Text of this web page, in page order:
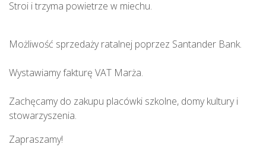
Stroi i trzyma powietrze w miechu.
Możliwość sprzedaży ratalnej poprzez Santander Bank.
Wystawiamy fakturę VAT Marża.
Zachęcamy do zakupu placówki szkolne, domy kultury i
stowarzyszenia.
Zapraszamy!